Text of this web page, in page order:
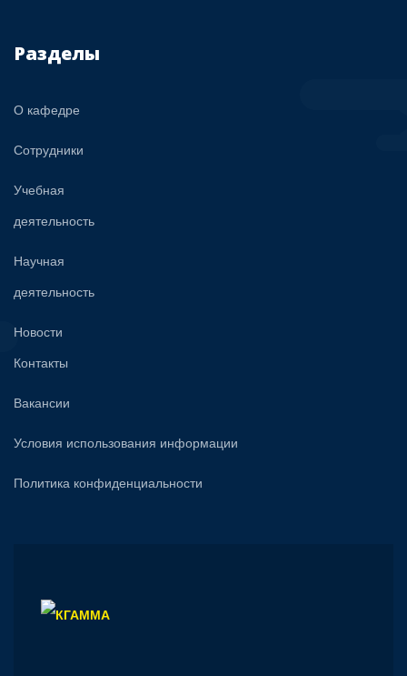
Разделы
О кафедре
Сотрудники
Учебная
деятельность
Научная
деятельность
Новости
Контакты
Вакансии
Условия использования информации
Политика конфиденциальности